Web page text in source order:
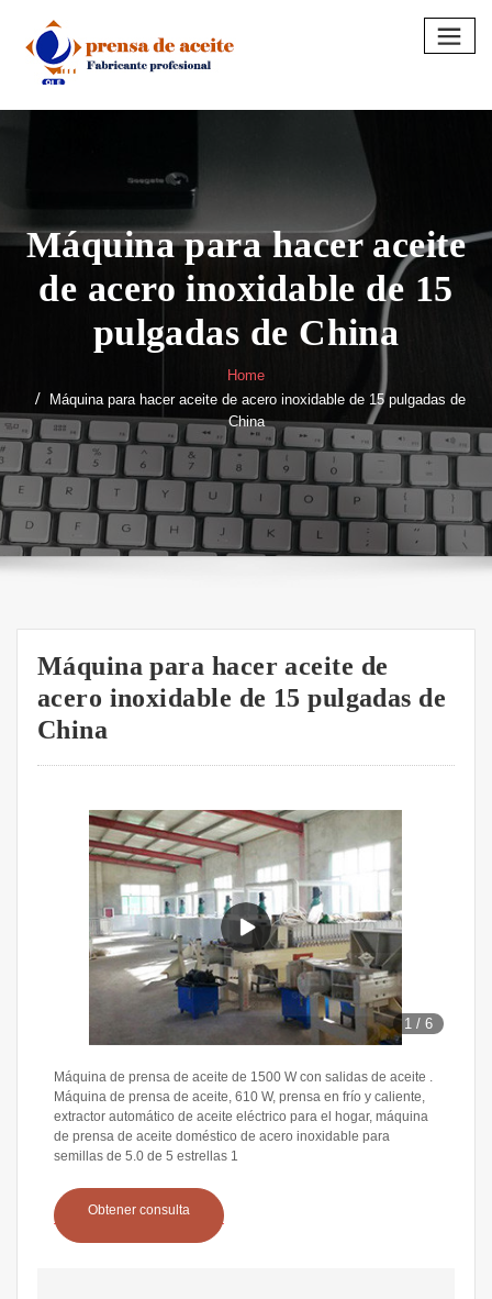
content
Máquina para hacer aceite
de acero inoxidable de 15
pulgadas de China
Home
Máquina para hacer aceite de acero inoxidable de 15 pulgadas de
China
Máquina para hacer aceite de
acero inoxidable de 15 pulgadas de
China
1 /6
Máquina de prensa de aceite de 1500 W con salidas de aceite .
Máquina de prensa de aceite, 610 W, prensa en frío y caliente,
extractor automático de aceite eléctrico para el hogar, máquina
de prensa de aceite doméstico de acero inoxidable para
semillas de 5.0 de 5 estrellas 1
Obtener consulta